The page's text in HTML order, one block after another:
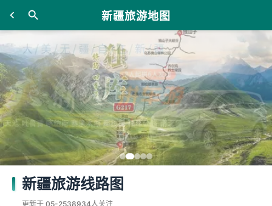
新疆旅游地图
新疆旅游线路图
更新于 05-2538934人关注